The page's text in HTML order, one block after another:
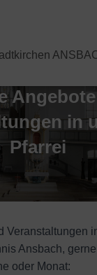
in
Pfarrei
Veranstaltungen
Ansbach,
oder Monat: